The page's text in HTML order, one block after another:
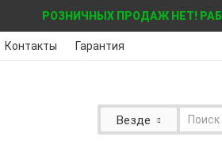
РОЗНИЧНЫХ ПРОДАЖ НЕТ!
Контакты Гарантия
Везде